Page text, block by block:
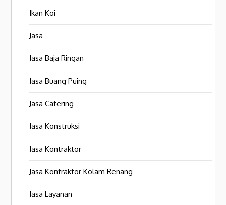
Ikan Koi
Jasa
Jasa Baja Ringan
Jasa Buang Puing
Jasa Catering
Jasa Konstruksi
Jasa Kontraktor
Jasa Kontraktor Kolam Renang
Jasa Layanan